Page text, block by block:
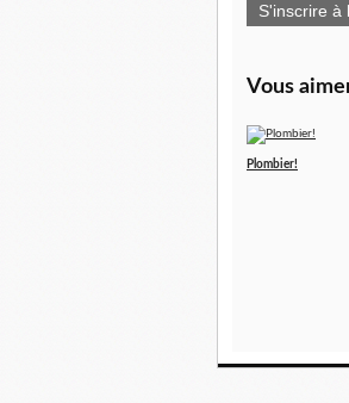
S'inscrire à
Vous
Plombier!